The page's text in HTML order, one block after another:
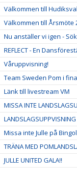
Välkommen till
Välkommen till Årsmöte
Nu anställer vi igen -
REFLECT - En
Våruppvisning!
Team Sweden Pom i
Länk till livestream VM
MISSA INTE
Missa inte Julle på
TRÄNA MED
JULLE UNITED GALA!!